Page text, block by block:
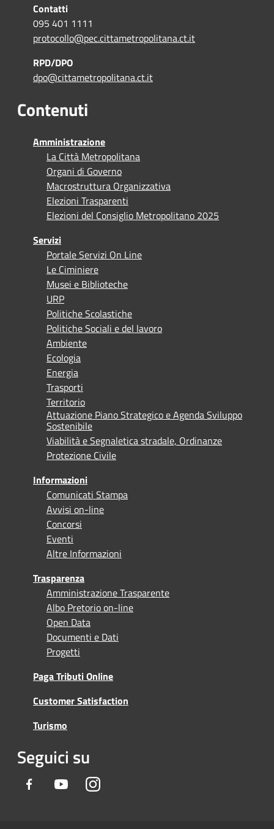
Contatti
095 401 1111
protocollo@pec.cittametropolitana.ct.it
RPD/DPO
dpo@cittametropolitana.ct.it
Contenuti
Amministrazione
La Città Metropolitana
Organi di Governo
Macrostruttura Organizzativa
Elezioni Trasparenti
Elezioni del Consiglio Metropolitano 2025
Servizi
Portale Servizi On Line
Le Ciminiere
Musei e Biblioteche
URP
Politiche Scolastiche
Politiche Sociali e del lavoro
Ambiente
Ecologia
Energia
Trasporti
Territorio
Attuazione Piano Strategico e Agenda Sviluppo
Sostenibile
Viabilità e Segnaletica stradale, Ordinanze
Protezione Civile
Informazioni
Comunicati Stampa
Avvisi on-line
Concorsi
Eventi
Altre Informazioni
Trasparenza
Amministrazione Trasparente
Albo Pretorio on-line
Open Data
Documenti e Dati
Progetti
Paga Tributi Online
Customer Satisfaction
Turismo
Seguici su
Facebook YoutubeInstagram